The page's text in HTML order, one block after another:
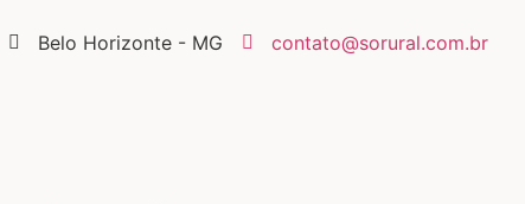
Belo Horizonte - MG contato@sorural.com.br